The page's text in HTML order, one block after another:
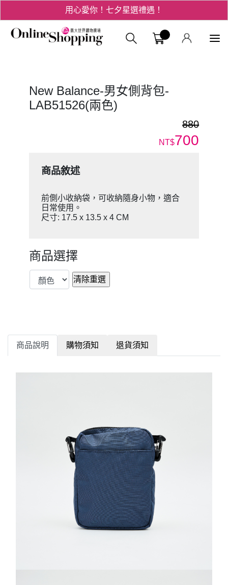
用心愛你！七夕星選禮遇！
3折起！德國工藝精品 AIGNER 流量款
爸氣十足 - 父親節精選專區
義大購物
New Balance-男女側背包-
LAB51526(兩色)
880
NT$700
商品敘述
前側小收納袋，可收納隨身小物，適合
日常使用。
尺寸: 17.5 x 13.5 x 4 CM
商品選擇
商品說明 購物須知 退貨須知